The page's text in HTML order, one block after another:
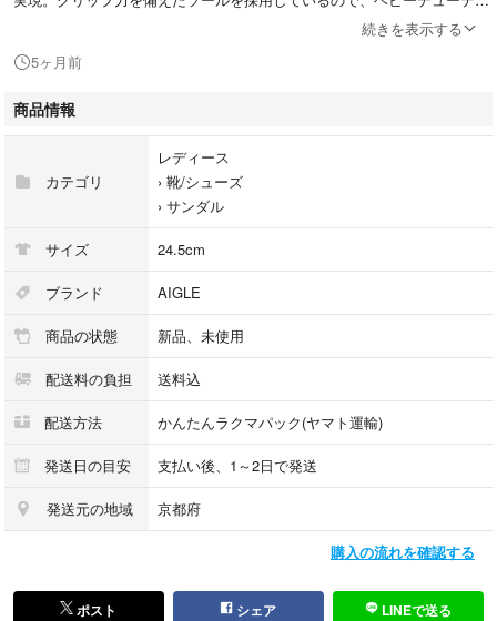
右側のコルクソール印刷ズレがございます。
ほかに特筆すべきダメージはございません。
写真は現物です。
レッド系
◆サイズ
※個人出品としてご理解の上ご検討ください
※素人の保存ですので完璧な商品をお求めの方はご遠慮ください。
値下げの予定はございません。
交渉はご容赦ください。
続きを表示する
5ヶ月前
商品情報
カテゴリ
レディース
› 靴/シューズ
› サンダル
サイズ 24.5cm
ブランド AIGLE
商品の状態 新品、未使用
配送料の負担 送料込
配送方法 かんたんラクマパック(ヤマト運輸)
発送日の目安 支払い後、1～2日で発送
発送元の地域 京都府
購入の流れを確認する
ポスト シェア LINEで送る